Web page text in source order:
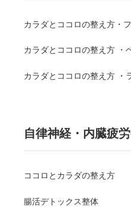
カラダとココロの整え方・
カラダとココロの整え方 ・
カラダとココロの整え方 ・
自律神経・内臓疲
ココロとカラダの整え方
腸活デトックス整体